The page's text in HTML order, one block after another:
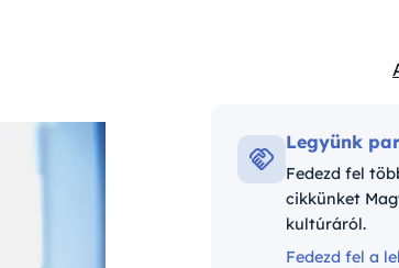
Legyünk
Fedezd fel
cikkünket
kultúráról.
Fedezd fel a